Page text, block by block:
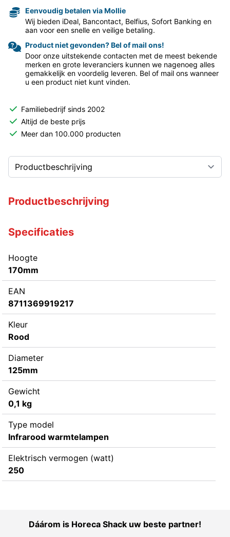
Eenvoudig betalen via Mollie
Wij bieden iDeal, Bancontact, Belfius, Sofort Banking en
aan voor een snelle en veilige betaling.
Product niet gevonden? Bel of mail ons!
Door onze uitstekende contacten met de meest bekende
merken en grote leveranciers kunnen we nagenoeg alles
gemakkelijk en voordelig leveren. Bel of mail ons wanneer
u een product niet kunt vinden.
Familiebedrijf sinds 2002
Altijd de beste prijs
Meer dan 100.000 producten
Productbeschrijving
Specificaties
Hoogte
170mm
EAN
8711369919217
Kleur
Rood
Diameter
125mm
Gewicht
0,1 kg
Type model
Infrarood warmtelampen
Elektrisch vermogen (watt)
250
Dáárom is Horeca Shack uw beste partner!